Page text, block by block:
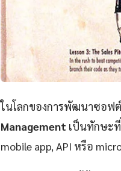
ในโลกของการพัฒนาซอฟต์
Management เป็นทักษะ
mobile app, API หรือ